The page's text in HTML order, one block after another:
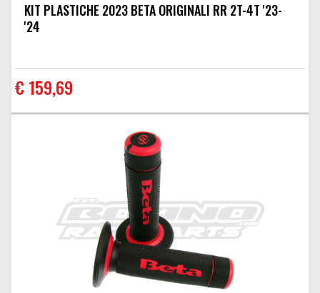
KIT PLASTICHE 2023 BETA ORIGINALI RR 2T-4T '23-
'24
€ 159,69